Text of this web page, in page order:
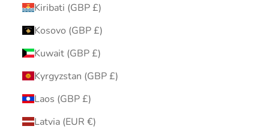
Kiribati (GBP £)
Kosovo (GBP £)
Kuwait (GBP £)
Kyrgyzstan (GBP £)
Laos (GBP £)
Latvia (EUR €)